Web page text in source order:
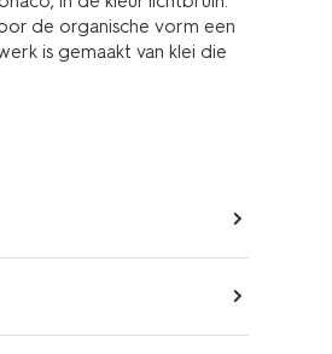
de organische vorm een
is gemaakt van klei die